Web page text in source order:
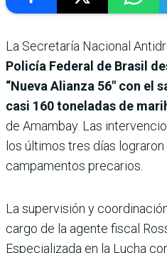
La Secretaría Nacional
Policía Federal de Brasil
“Nueva Alianza 56″ con el
casi 160 toneladas de
de Amambay. Las
los últimos tres días
campamentos precarios.
La supervisión y
cargo de la agente fiscal
Especializada en la Lucha